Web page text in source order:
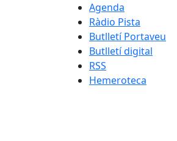
Agenda
Ràdio Pista
Butlletí Portaveu
Butlletí digital
RSS
Hemeroteca